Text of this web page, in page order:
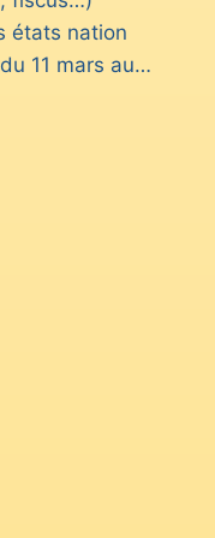
états nation
11 mars au…